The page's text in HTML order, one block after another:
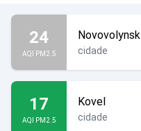
24
AQI PM2.5
Novovolynsk
cidade
17
AQI PM2.5
Kovel
cidade